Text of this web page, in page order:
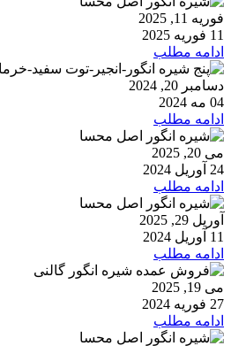
فوریه 11, 2025
11 فوریه 2025
ادامه مطلب
دسامبر 20, 2024
04 مه 2024
ادامه مطلب
می 20, 2025
24 آوریل 2024
ادامه مطلب
آوریل 29, 2025
11 آوریل 2024
ادامه مطلب
می 19, 2025
27 فوریه 2024
ادامه مطلب